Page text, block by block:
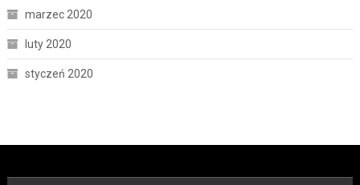
marzec 2020
luty 2020
styczeń 2020